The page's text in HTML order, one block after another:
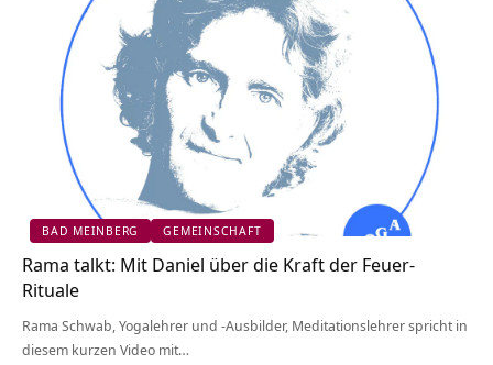
BAD MEINBERG GEMEINSCHAFT
Rama talkt: Mit Daniel über die Kraft der Feuer-
Rituale
Rama Schwab, Yogalehrer und -Ausbilder, Meditationslehrer spricht in
diesem kurzen Video mit…